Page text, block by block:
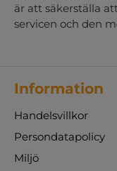
är att säkerställa
servicen och den
Information
Handelsvillkor
Persondatapolicy
Miljö